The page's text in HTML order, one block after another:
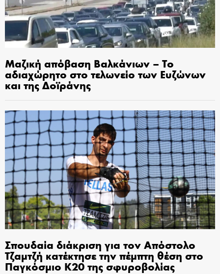
Μαζική απόβαση Βαλκάνιων – Το
αδιαχώρητο στο τελωνείο των Ευζώνων
και της Δοϊράνης
Σπουδαία διάκριση για τον Απόστολο
Τζαμτζή κατέκτησε την πέμπτη θέση στο
Παγκόσμιο Κ20 της σφυροβολίας